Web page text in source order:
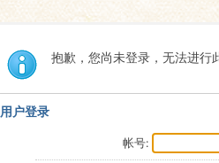
抱歉，您尚未登录，无法进行
用户登录
帐号: